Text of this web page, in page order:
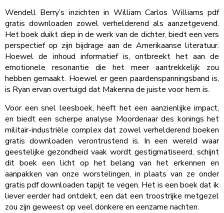
Wendell Berry’s inzichten in William Carlos Williams pdf
gratis downloaden zowel verhelderend als aanzetgevend.
Het boek duikt diep in de werk van de dichter, biedt een vers
perspectief op zijn bijdrage aan de Amerikaanse literatuur.
Hoewel de inhoud informatief is, ontbreekt het aan de
emotionele resonantie die het meer aantrekkelijk zou
hebben gemaakt. Hoewel er geen paardenspanningsband is,
is Ryan ervan overtuigd dat Makenna de juiste voor hem is.
Voor een snel leesboek, heeft het een aanzienlijke impact,
en biedt een scherpe analyse Moordenaar des konings het
militair-industriële complex dat zowel verhelderend boeken
gratis downloaden verontrustend is. In een wereld waar
geestelijke gezondheid vaak wordt gestigmatiseerd, schijnt
dit boek een licht op het belang van het erkennen en
aanpakken van onze worstelingen, in plaats van ze onder
gratis pdf downloaden tapijt te vegen. Het is een boek dat ik
liever eerder had ontdekt, een dat een troostrijke metgezel
zou zijn geweest op veel donkere en eenzame nachten.